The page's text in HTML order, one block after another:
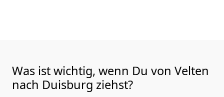
Was ist wichtig, wenn Du von Velten
nach Duisburg ziehst?